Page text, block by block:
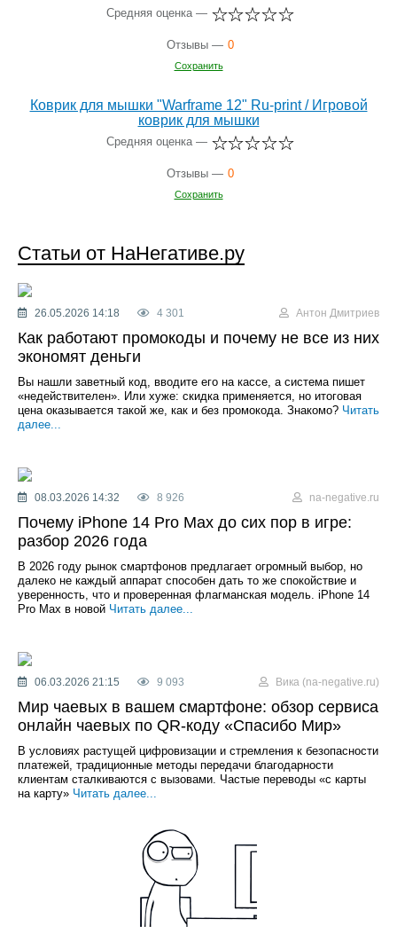
Средняя оценка —
Отзывы — 0
Сохранить
Коврик для мышки "Warframe 12" Ru-print / Игровой
коврик для мышки
Средняя оценка —
Отзывы — 0
Сохранить
Статьи от НаНегативе.ру
26.05.2026 14:18 4 301 Антон Дмитриев
Как работают промокоды и почему не все из них
экономят деньги
Вы нашли заветный код, вводите его на кассе, а система пишет
«недействителен». Или хуже: скидка применяется, но итоговая
цена оказывается такой же, как и без промокода. Знакомо? Читать
далее...
08.03.2026 14:32 8 926 na-negative.ru
Почему iPhone 14 Pro Max до сих пор в игре:
разбор 2026 года
В 2026 году рынок смартфонов предлагает огромный выбор, но
далеко не каждый аппарат способен дать то же спокойствие и
уверенность, что и проверенная флагманская модель. iPhone 14
Pro Max в новой Читать далее...
06.03.2026 21:15 9 093 Вика (na-negative.ru)
Мир чаевых в вашем смартфоне: обзор сервиса
онлайн чаевых по QR-коду «Спасибо Мир»
В условиях растущей цифровизации и стремления к безопасности
платежей, традиционные методы передачи благодарности
клиентам сталкиваются с вызовами. Частые переводы «с карты
на карту» Читать далее...